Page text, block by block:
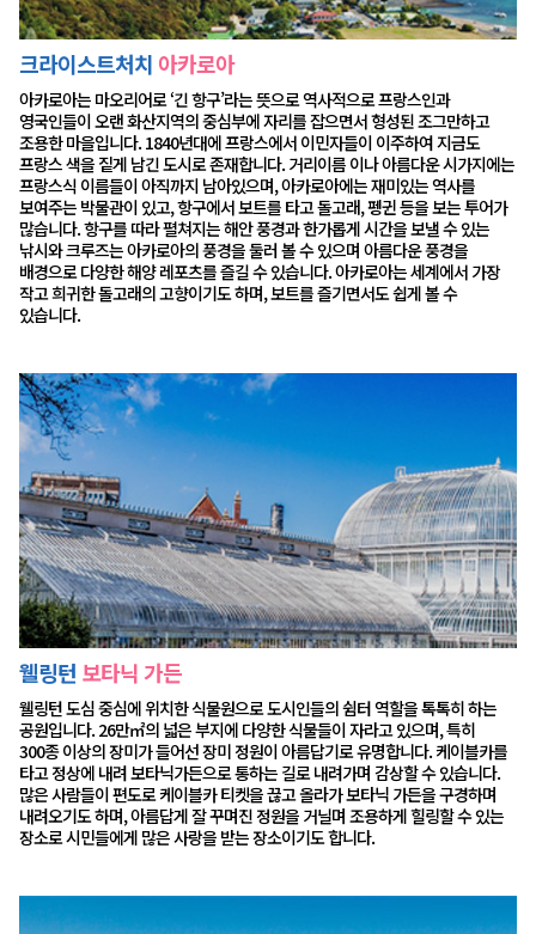
크라이스트처치 아카로아
아카로아는 마오리어로 ‘긴 항구’라는 뜻으로 역사적으로 프랑스인과
영국인들이 오랜 화산지역의 중심부에 자리를 잡으면서 형성된 조그만하고
조용한 마을입니다. 1840년대에 프랑스에서 이민자들이 이주하여 지금도
프랑스 색을 짙게 남긴 도시로 존재합니다. 거리이름 이나 아름다운 시가지에는
프랑스식 이름들이 아직까지 남아있으며, 아카로아에는 재미있는 역사를
보여주는 박물관이 있고, 항구에서 보트를 타고 돌고래, 펭귄 등을 보는 투어가
많습니다. 항구를 따라 펼쳐지는 해안 풍경과 한가롭게 시간을 보낼 수 있는
낚시와 크루즈는 아카로아의 풍경을 둘러 볼 수 있으며 아름다운 풍경을
배경으로 다양한 해양 레포츠를 즐길 수 있습니다. 아카로아는 세계에서 가장
작고 희귀한 돌고래의 고향이기도 하며, 보트를 즐기면서도 쉽게 볼 수
있습니다.
웰링턴 보타닉 가든
웰링턴 도심 중심에 위치한 식물원으로 도시인들의 쉼터 역할을 톡톡히 하는
공원입니다. 26만㎡의 넓은 부지에 다양한 식물들이 자라고 있으며, 특히
300종 이상의 장미가 들어선 장미 정원이 아름답기로 유명합니다. 케이블카를
타고 정상에 내려 보타닉가든으로 통하는 길로 내려가며 감상할 수 있습니다.
많은 사람들이 편도로 케이블카 티켓을 끊고 올라가 보타닉 가든을 구경하며
내려오기도 하며, 아름답게 잘 꾸며진 정원을 거닐며 조용하게 힐링할 수 있는
장소로 시민들에게 많은 사랑을 받는 장소이기도 합니다.